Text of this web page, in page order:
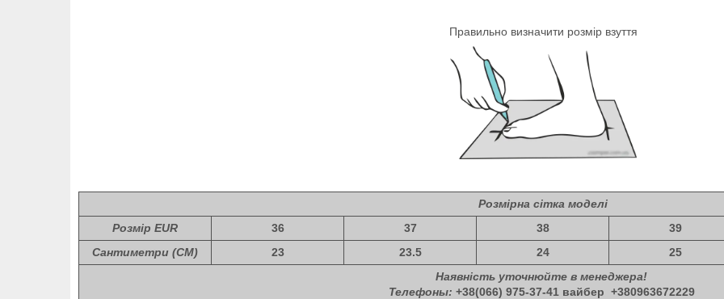
Правильно визначити розмір взуття
Розмірна сітка моделі
Розмір EUR
36 37 38 39
Сантиметри (СМ)
23 23.5 24 25
Наявність уточнюйте в менеджера!
Телефоны: +38(066) 975-37-41 вайбер +380963672229